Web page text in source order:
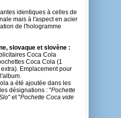
identiques à celles de
mais à l'aspect en acier
de l'hologramme
slovaque et slovène :
Coca Cola
Coca Cola (1
Emplacement pour
a été ajoutée dans les
désignations : "Pochette
" et "Pochette Coca vide